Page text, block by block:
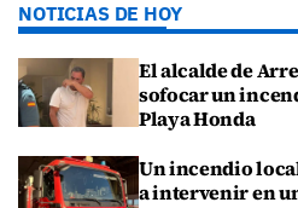
NOTICIAS DE HOY
El alcalde de
sofocar un
Playa Honda
Un incendio
a intervenir en